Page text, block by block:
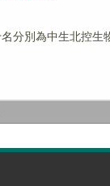
分別為中生北控